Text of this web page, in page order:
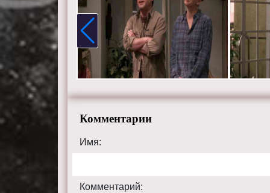
Комментарии
Имя:
Комментарий: